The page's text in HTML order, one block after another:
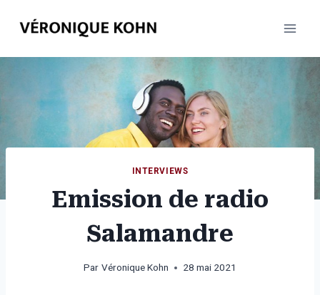
INTERVIEWS
Emission de radio
Salamandre
Par Véronique Kohn 28 mai 2021